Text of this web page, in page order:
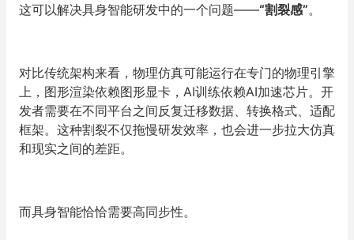
这可以解决具身智能研发中的一个问题——“割裂感”。
对比传统架构来看，物理仿真可能运行在专门的物理引擎
上，图形渲染依赖图形显卡，AI训练依赖AI加速芯片。开
发者需要在不同平台之间反复迁移数据、转换格式、适配
框架。这种割裂不仅拖慢研发效率，也会进一步拉大仿真
和现实之间的差距。
而具身智能恰恰需要高同步性。